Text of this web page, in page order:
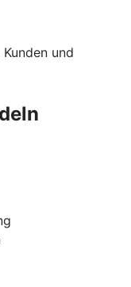
und